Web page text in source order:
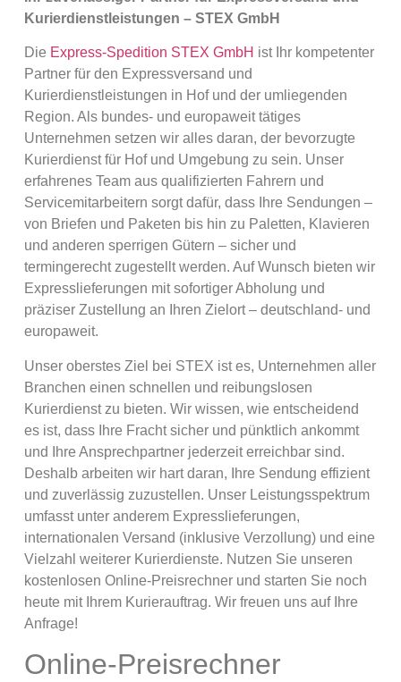
Kurierdienstleistungen – STEX GmbH
Die Express-Spedition STEX GmbH ist Ihr kompetenter
Partner für den Expressversand und
Kurierdienstleistungen in Hof und der umliegenden
Region. Als bundes- und europaweit tätiges
Unternehmen setzen wir alles daran, der bevorzugte
Kurierdienst für Hof und Umgebung zu sein. Unser
erfahrenes Team aus qualifizierten Fahrern und
Servicemitarbeitern sorgt dafür, dass Ihre Sendungen –
von Briefen und Paketen bis hin zu Paletten, Klavieren
und anderen sperrigen Gütern – sicher und
termingerecht zugestellt werden. Auf Wunsch bieten wir
Expresslieferungen mit sofortiger Abholung und
präziser Zustellung an Ihren Zielort – deutschland- und
europaweit.
Unser oberstes Ziel bei STEX ist es, Unternehmen aller
Branchen einen schnellen und reibungslosen
Kurierdienst zu bieten. Wir wissen, wie entscheidend
es ist, dass Ihre Fracht sicher und pünktlich ankommt
und Ihre Ansprechpartner jederzeit erreichbar sind.
Deshalb arbeiten wir hart daran, Ihre Sendung effizient
und zuverlässig zuzustellen. Unser Leistungsspektrum
umfasst unter anderem Expresslieferungen,
internationalen Versand (inklusive Verzollung) und eine
Vielzahl weiterer Kurierdienste. Nutzen Sie unseren
kostenlosen Online-Preisrechner und starten Sie noch
heute mit Ihrem Kurierauftrag. Wir freuen uns auf Ihre
Anfrage!
Online-Preisrechner